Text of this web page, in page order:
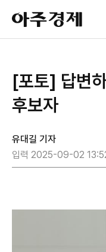
아
주
경
[포토] 답변
후보자
유대길 기자
입력 2025-09-02